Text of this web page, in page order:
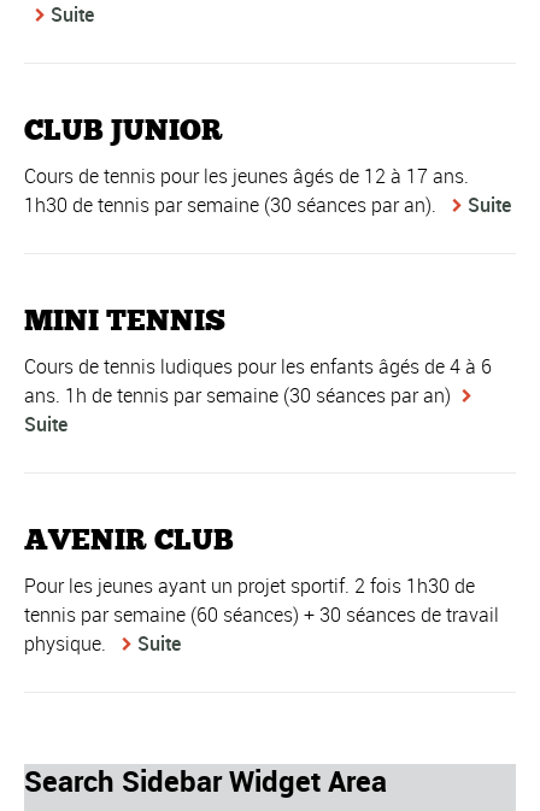
Suite
CLUB JUNIOR
Cours de tennis pour les jeunes âgés de 12 à 17 ans.
1h30 de tennis par semaine (30 séances par an).
Suite
MINI TENNIS
Cours de tennis ludiques pour les enfants âgés de 4 à 6
ans. 1h de tennis par semaine (30 séances par an)
Suite
AVENIR CLUB
Pour les jeunes ayant un projet sportif. 2 fois 1h30 de
tennis par semaine (60 séances) + 30 séances de travail
physique.
Suite
Search Sidebar Widget Area